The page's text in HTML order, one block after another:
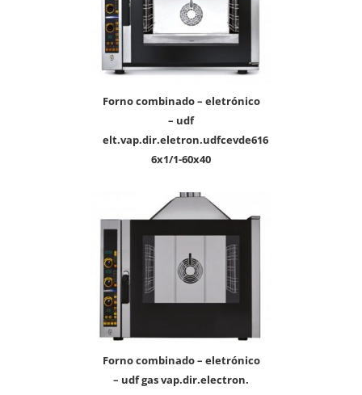
forno combinado – eletrónico
– udf
elt.vap.dir.eletron.udfcevde616
6x1/1-60x40
forno combinado – eletrónico
– udf gas vap.dir.electron.